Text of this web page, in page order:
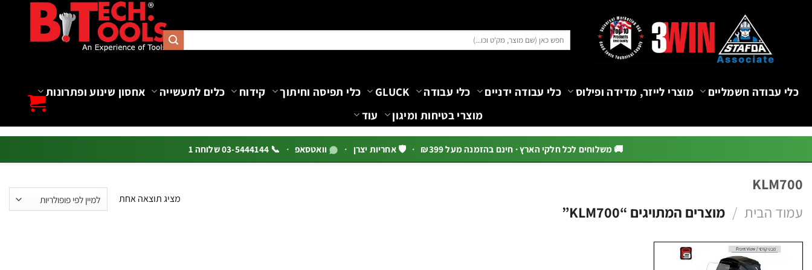
כלי עבודה חשמליים מוצרי לייזר, מדידה ופילוס כלי עבודה ידניים כלי עבודה GLUCK כלי תפיסה וחיתוך קידוח כלים לתעשייה
אחסון שינוע ופתרונות
מוצרי בטיחות ומיגון
עוד
🚚 משלוחים לכל חלקי הארץ · חינם בהזמנה מעל ₪399 · 🛡️ אחריות יצרן · וואטסאפ · 📞 03-5444144 שלוחה 1
KLM700
עמוד הבית / מוצרים המתויגים “KLM700”
מציג תוצאה אחת